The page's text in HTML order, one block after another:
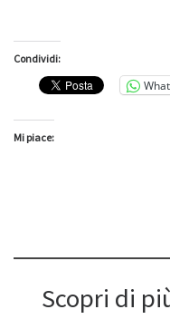
Condividi:
Mi piace:
Scopri di